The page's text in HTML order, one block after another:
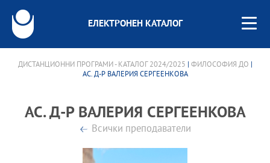
ЕЛЕКТРОНЕН КАТАЛОГ
ДИСТАНЦИОННИ ПРОГРАМИ - КАТАЛОГ 2024/2025 ФИЛОСОФИЯ ДО
АС. Д-Р ВАЛЕРИЯ СЕРГЕЕНКОВА
АС. Д-Р ВАЛЕРИЯ СЕРГЕЕНКОВА
Всички преподаватели